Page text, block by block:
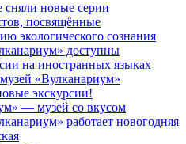
сняли новые серии
посвящённые
экологического сознания
доступны
на иностранных языках
«Вулканариум»
экскурсии!
— музей со вкусом
работает новогодняя